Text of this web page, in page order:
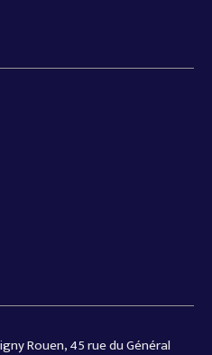
Rouen, 45 rue du Général